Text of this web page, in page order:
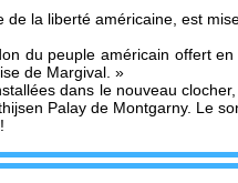
la liberté américaine, est
du peuple américain offert
de Margival. »
dans le nouveau
Palay de Montgarny. Le